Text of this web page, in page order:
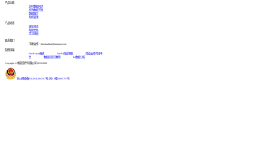
产品功能
实时数据同步
高效数据开发
数据服务
系统管理
产品动态
更新日志
帮助文档
学习视频
联系我们
市场合作：finedatalink@fanruan.com
友情链接
FineReport报表
FineBI商业智能
简道云零代码平
台
数据库知识教程 BI数据分析
Copyright © 帆软软件有限公司 2015-2026
苏公网安备32020502001567号| 苏ICP备18065767号